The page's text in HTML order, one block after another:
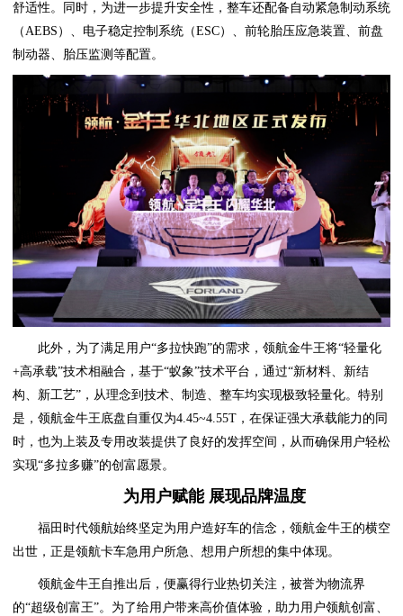
舒适性。同时，为进一步提升安全性，整车还配备自动紧急制动系统
（AEBS）、电子稳定控制系统（ESC）、前轮胎压应急装置、前盘
制动器、胎压监测等配置。
此外，为了满足用户“多拉快跑”的需求，领航金牛王将“轻量化
+高承载”技术相融合，基于“蚁象”技术平台，通过“新材料、新结
构、新工艺”，从理念到技术、制造、整车均实现极致轻量化。特别
是，领航金牛王底盘自重仅为4.45~4.55T，在保证强大承载能力的同
时，也为上装及专用改装提供了良好的发挥空间，从而确保用户轻松
实现“多拉多赚”的创富愿景。
为用户赋能 展现品牌温度
福田时代领航始终坚定为用户造好车的信念，领航金牛王的横空
出世，正是领航卡车急用户所急、想用户所想的集中体现。
领航金牛王自推出后，便赢得行业热切关注，被誉为物流界
的“超级创富王”。为了给用户带来高价值体验，助力用户领航创富、